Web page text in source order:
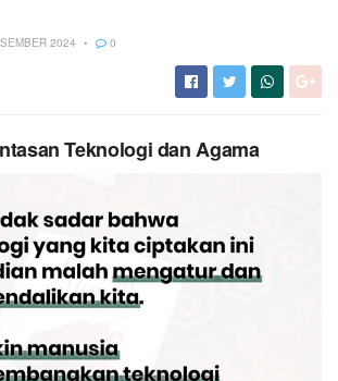
2024 0
Teknologi dan Agama